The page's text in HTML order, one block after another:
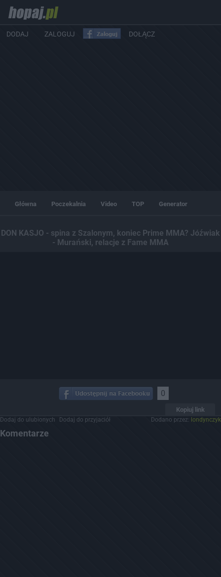
DODAJ ZALOGUJ DOŁĄCZ
Główna Poczekalnia Video TOP Generator
DON KASJO - spina z Szalonym, koniec Prime MMA? Jóźwiak
- Murański, relacje z Fame MMA
0
Kopiuj link
Dodaj do ulubionych Dodaj do przyjaciół Dodano przez: londynczyk
Komentarze